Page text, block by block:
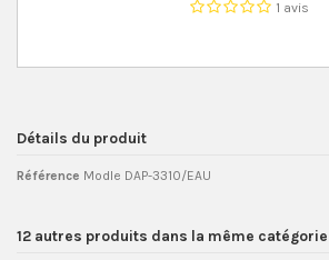
1 avis
Détails du produit
Référence Modle DAP-3310/EAU
12 autres produits dans la même catégorie